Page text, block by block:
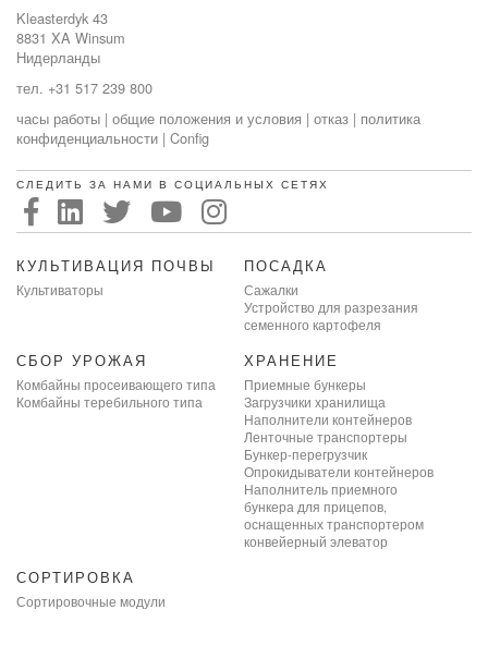
Kleasterdyk 43
8831 XA Winsum
Нидерланды
тел. +31 517 239 800
часы работы | общие положения и условия | отказ | политика
конфиденциальности | Config
СЛЕДИТЬ ЗА НАМИ В СОЦИАЛЬНЫХ СЕТЯХ
КУЛЬТИВАЦИЯ ПОЧВЫ
Культиваторы
ПОСАДКА
Сажалки
Устройство для разрезания
семенного картофеля
СБОР УРОЖАЯ
Комбайны просеивающего типа
Комбайны теребильного типа
ХРАНЕНИЕ
Приемные бункеры
Загрузчики хранилища
Наполнители контейнеров
Ленточные транспортеры
Бункер-перегрузчик
Опрокидыватели контейнеров
Наполнитель приемного
бункера для прицепов,
оснащенных транспортером
конвейерный элеватор
СОРТИРОВКА
Сортировочные модули